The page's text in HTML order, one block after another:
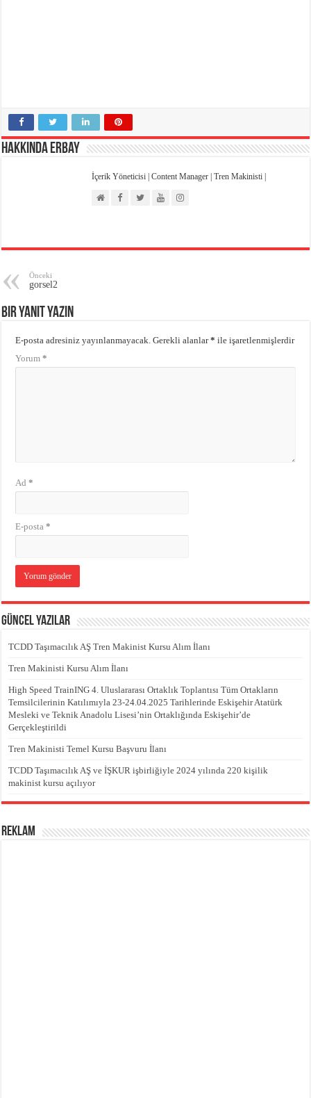
Hakkında Erbay
İçerik Yöneticisi | Content Manager | Tren Makinisti |
Önceki
gorsel2
Bir yanıt yazın
E-posta adresiniz yayınlanmayacak. Gerekli alanlar* ile işaretlenmişlerdir
Yorum*
Ad*
E-posta*
Güncel Yazılar
TCDD Taşımacılık AŞ Tren Makinist Kursu Alım İlanı
Tren Makinisti Kursu Alım İlanı
High Speed TrainING 4. Uluslararası Ortaklık Toplantısı Tüm Ortakların
Temsilcilerinin Katılımıyla 23-24.04.2025 Tarihlerinde Eskişehir Atatürk
Mesleki ve Teknik Anadolu Lisesi’nin Ortaklığında Eskişehir’de
Gerçekleştirildi
Tren Makinisti Temel Kursu Başvuru İlanı
TCDD Taşımacılık AŞ ve İŞKUR işbirliğiyle 2024 yılında 220 kişilik
makinist kursu açılıyor
REKLAM